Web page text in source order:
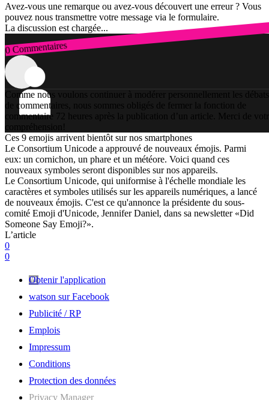
Avez-vous une remarque ou avez-vous découvert une erreur ? Vous
pouvez nous transmettre votre message via le formulaire.
La discussion est chargée...
0 Commentaires
Connexion
Comme nous voulons continuer à modérer personnellement les débats
de commentaires, nous sommes obligés de fermer la fonction de
commentaire 72 heures après la publication d’un article. Merci de
compréhension!
Ces 9 emojis arrivent bientôt sur nos smartphones
Le Consortium Unicode a approuvé de nouveaux émojis. Parmi
eux: un cornichon, un phare et un météore. Voici quand ces
nouveaux symboles seront disponibles sur nos appareils.
Le Consortium Unicode, qui uniformise à l'échelle mondiale les
caractères et symboles utilisés sur les appareils numériques, a lancé
de nouveaux émojis. C'est ce qu'annonce la présidente du sous-
comité Emoji d'Unicode, Jennifer Daniel, dans sa newsletter «Did
Someone Say Emoji?».
L’article
0
0
Obtenir l'application
watson sur Facebook
Publicité / RP
Emplois
Impressum
Conditions
Protection des données
Privacy Manager